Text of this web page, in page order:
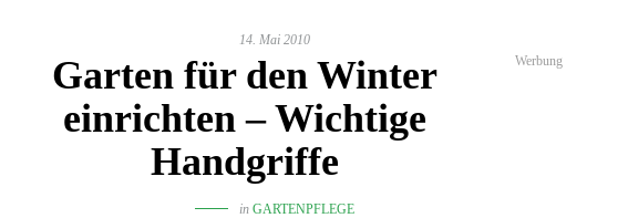
14. Mai 2010
Garten für den Winter
einrichten – Wichtige
Handgriffe
Werbung
in GARTENPFLEGE